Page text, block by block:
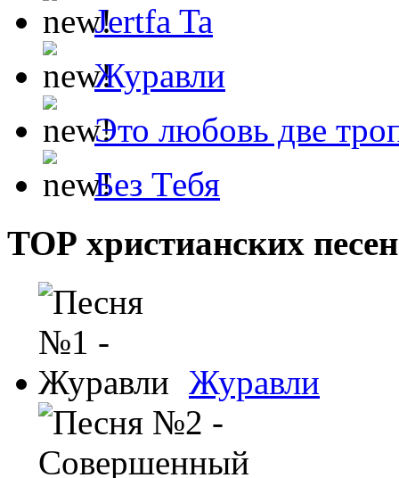
Jertfa Ta
Журавли
Это любовь две
Без Тебя
ТОР христианских песен
Журавли